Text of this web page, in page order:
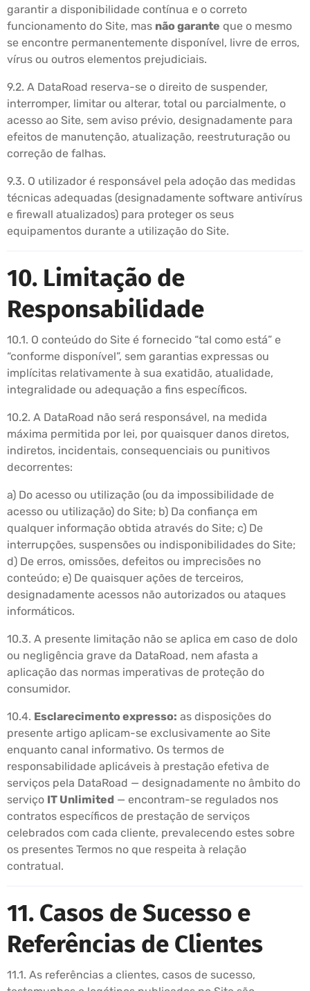
garantir a disponibilidade contínua e o correto
funcionamento do Site, mas não garante que o mesmo
se encontre permanentemente disponível, livre de erros,
vírus ou outros elementos prejudiciais.
9.2. A DataRoad reserva-se o direito de suspender,
interromper, limitar ou alterar, total ou parcialmente, o
acesso ao Site, sem aviso prévio, designadamente para
efeitos de manutenção, atualização, reestruturação ou
correção de falhas.
9.3. O utilizador é responsável pela adoção das medidas
técnicas adequadas (designadamente software antivírus
e firewall atualizados) para proteger os seus
equipamentos durante a utilização do Site.
10. Limitação de
Responsabilidade
10.1. O conteúdo do Site é fornecido “tal como está” e
“conforme disponível”, sem garantias expressas ou
implícitas relativamente à sua exatidão, atualidade,
integralidade ou adequação a fins específicos.
10.2. A DataRoad não será responsável, na medida
máxima permitida por lei, por quaisquer danos diretos,
indiretos, incidentais, consequenciais ou punitivos
decorrentes:
a) Do acesso ou utilização (ou da impossibilidade de
acesso ou utilização) do Site; b) Da confiança em
qualquer informação obtida através do Site; c) De
interrupções, suspensões ou indisponibilidades do Site;
d) De erros, omissões, defeitos ou imprecisões no
conteúdo; e) De quaisquer ações de terceiros,
designadamente acessos não autorizados ou ataques
informáticos.
10.3. A presente limitação não se aplica em caso de dolo
ou negligência grave da DataRoad, nem afasta a
aplicação das normas imperativas de proteção do
consumidor.
10.4. Esclarecimento expresso: as disposições do
presente artigo aplicam-se exclusivamente ao Site
enquanto canal informativo. Os termos de
responsabilidade aplicáveis à prestação efetiva de
serviços pela DataRoad — designadamente no âmbito do
serviço IT Unlimited — encontram-se regulados nos
contratos específicos de prestação de serviços
celebrados com cada cliente, prevalecendo estes sobre
os presentes Termos no que respeita à relação
contratual.
11. Casos de Sucesso e
Referências de Clientes
11.1. As referências a clientes, casos de sucesso,